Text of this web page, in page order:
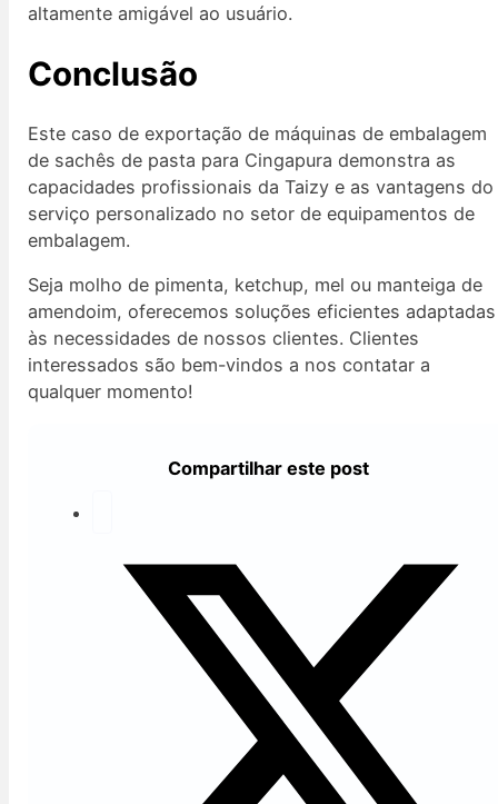
altamente amigável ao usuário.
Conclusão
Este caso de exportação de máquinas de embalagem
de sachês de pasta para Cingapura demonstra as
capacidades profissionais da Taizy e as vantagens do
serviço personalizado no setor de equipamentos de
embalagem.
Seja molho de pimenta, ketchup, mel ou manteiga de
amendoim, oferecemos soluções eficientes adaptadas
às necessidades de nossos clientes. Clientes
interessados são bem-vindos a nos contatar a
qualquer momento!
Compartilhar este post